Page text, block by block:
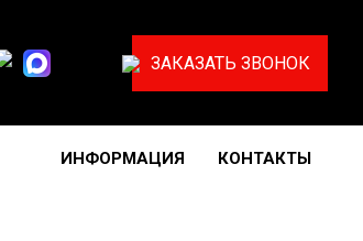
ЗАКАЗАТЬ ЗВОНОК
ИНФОРМАЦИЯ КОНТАКТЫ